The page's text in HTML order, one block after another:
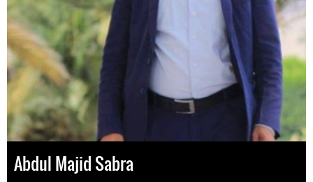
Abdul Majid Sabra